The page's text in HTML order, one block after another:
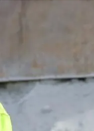
Human rights
Erklæring om
Etiske